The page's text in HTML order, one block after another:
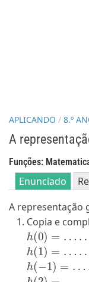
APLICANDO / 8.º
A
Funções:
Enunciado
A representação
Copia e
h(0)= ……
h(1) =… …
h(− 1)= … …
h(2)=……